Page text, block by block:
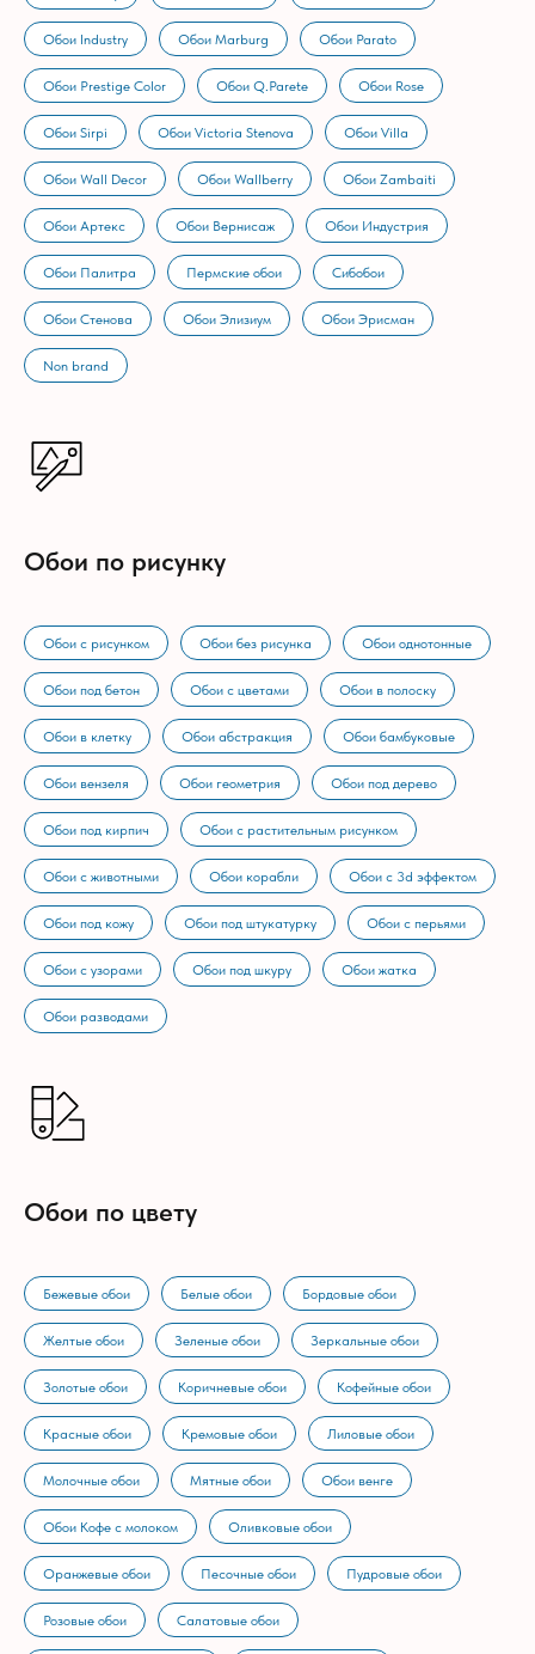
Обои Industry Обои Marburg Обои Parato
Обои Prestige Color Обои Q.Parete Обои Rose
Обои Sirpi Обои Victoria Stenova Обои Villa
Обои Wall Decor Обои Wallberry Обои Zambaiti
Обои Артекс Обои Вернисаж Обои Индустрия
Обои Палитра Пермские обои Сибобои
Обои Стенова Обои Элизиум Обои Эрисман
Non brand
Обои по рисунку
Обои с рисунком Обои без рисунка Обои однотонные
Обои под бетон Обои с цветами Обои в полоску
Обои в клетку Обои абстракция Обои бамбуковые
Обои вензеля Обои геометрия Обои под дерево
Обои под кирпич Обои с растительным рисунком
Обои с животными Обои корабли Обои с 3d эффектом
Обои под кожу Обои под штукатурку Обои с перьями
Обои с узорами Обои под шкуру Обои жатка
Обои разводами
Обои по цвету
Бежевые обои Белые обои Бордовые обои
Желтые обои Зеленые обои Зеркальные обои
Золотые обои Коричневые обои Кофейные обои
Красные обои Кремовые обои Лиловые обои
Молочные обои Мятные обои Обои венге
Обои Кофе с молоком Оливковые обои
Оранжевые обои Песочные обои Пудровые обои
Розовые обои Салатовые обои